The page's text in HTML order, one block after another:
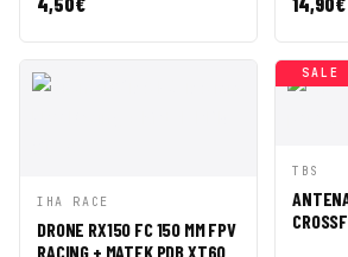
VISTA
RÁPIDA
CESTA
IHA RACE
DRONE RX150 FC 150 MM FPV
RACING + MATEK PDB XT60
SALE ◇ SALE
VISTA
RÁPIDA
TBS